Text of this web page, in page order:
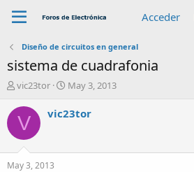
Acceder
Diseño de circuitos en general
sistema de cuadrafonia
A
t
o
r
vic23tor
F
c
May 3, 2013
V vic23tor
May 3, 2013